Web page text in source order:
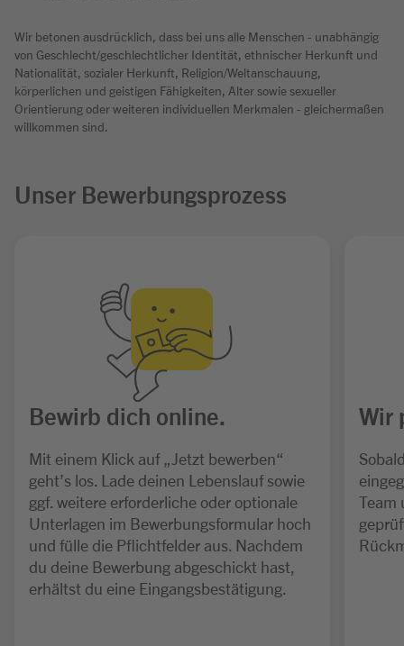
Wir betonen ausdrücklich, dass bei uns alle Menschen - unabhängig
von Geschlecht/geschlechtlicher Identität, ethnischer Herkunft und
Nationalität, sozialer Herkunft, Religion/Weltanschauung,
körperlichen und geistigen Fähigkeiten, Alter sowie sexueller
Orientierung oder weiteren individuellen Merkmalen - gleichermaßen
willkommen sind.
Unser Bewerbungsprozess
Bewirb dich online.
Mit einem Klick auf „Jetzt bewerben“
geht’s los. Lade deinen Lebenslauf sowie
ggf. weitere erforderliche oder optionale
Unterlagen im Bewerbungsformular hoch
und fülle die Pflichtfelder aus. Nachdem
du deine Bewerbung abgeschickt hast,
erhältst du eine Eingangsbestätigung.
Wir
Team